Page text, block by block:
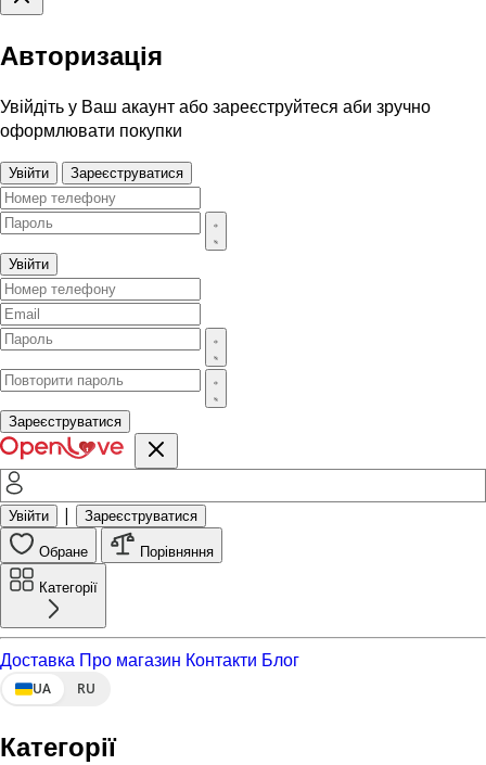
Авторизація
Увійдіть у Ваш акаунт або зареєструйтеся аби зручно
оформлювати покупки
Увійти Зареєструватися
Увійти
Зареєструватися
Увійти | Зареєструватися
Обране Порівняння
Категорії
Доставка Про магазин Контакти Блог
UA RU
Категорії